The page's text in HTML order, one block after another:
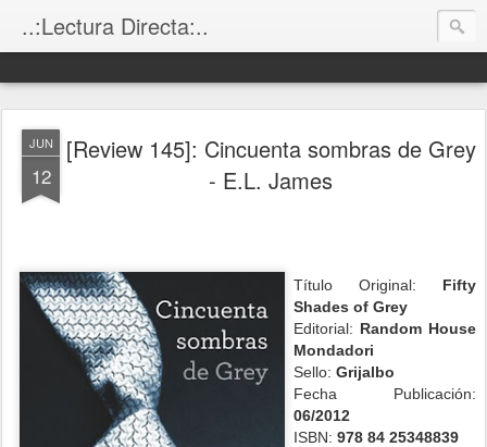
..:Lectura Directa:..
JUN
12
[Review 145]: Cincuenta sombras de Grey
- E.L. James
Título Original: Fifty
Shades of Grey
Editorial: Random House
Mondadori
Sello: Grijalbo
Fecha Publicación:
06/2012
ISBN: 978 84 25348839